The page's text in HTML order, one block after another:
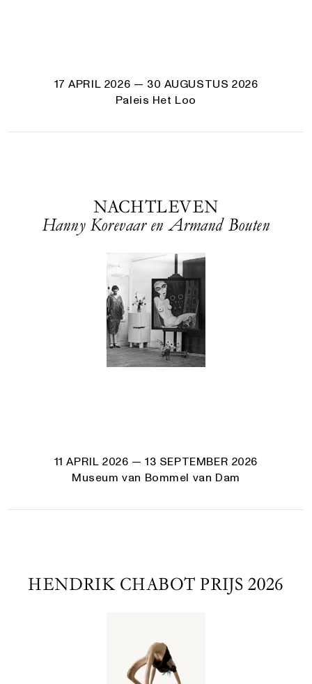
17 APRIL 2026 — 30 AUGUSTUS 2026
Paleis Het Loo
NACHTLEVEN
Han­ny Kore­vaar en Armand Bouten
11 APRIL 2026 — 13 SEPTEMBER 2026
Museum van Bommel van Dam
HENDRIK CHABOT PRIJS 2026